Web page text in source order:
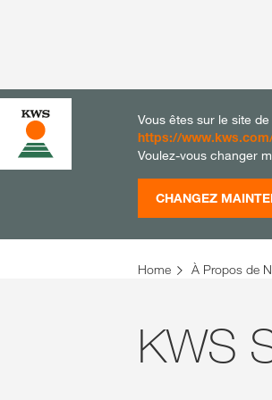
Vous êtes sur le site
https://
Voulez-vous changer
CHANGEZ
Home À Propos de
KWS